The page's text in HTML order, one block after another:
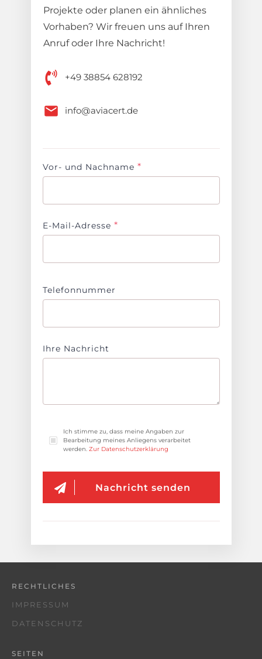
Projekte oder planen ein ähnliches
Vorhaben? Wir freuen uns auf Ihren
Anruf oder Ihre Nachricht!
+49 38854 628192
info@aviacert.de
Vor- und Nachname *
E-Mail-Adresse *
Telefonnummer
Ihre Nachricht
Ich stimme zu, dass meine Angaben zur
Bearbeitung meines Anliegens verarbeitet
werden. Zur Datenschutzerklärung
Nachricht senden
RECHTLICHES
IMPRESSUM
DATENSCHUTZ
SEITEN